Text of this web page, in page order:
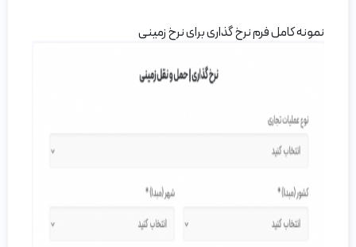
نمونه کامل فرم نرخ گذاری برای نرخ زمینی